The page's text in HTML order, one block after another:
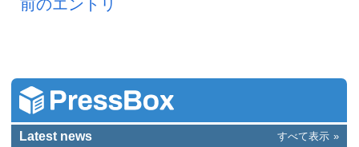
前のエントリ
Latest news すべて表示